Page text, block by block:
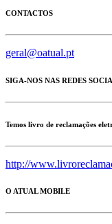
CONTACTOS
geral@oatual.pt
SIGA-NOS NAS REDES
Temos livro de reclamações
http://
O ATUAL MOBILE